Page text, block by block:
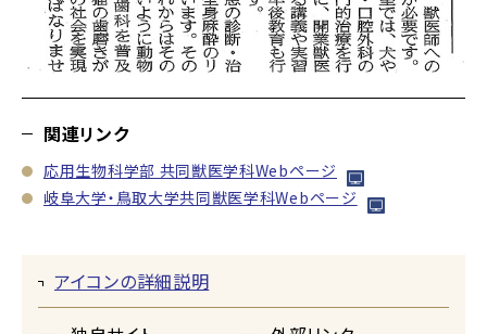
関連リンク
応用生物科学部 共同獣医学科Webページ
岐阜大学・鳥取大学共同獣医学科Webページ
アイコンの詳細説明